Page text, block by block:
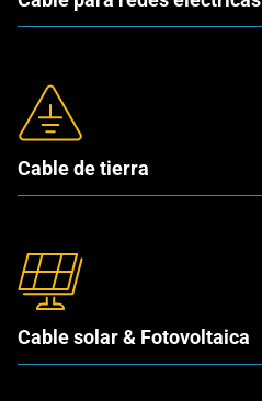
Cable de tierra
Cable solar & Fotovoltaica